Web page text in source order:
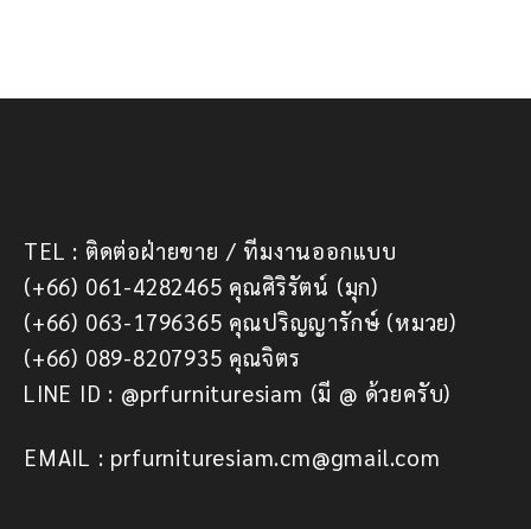
TEL : ติดต่อฝ่ายขาย / ทีมงานออกแบบ
(+66) 061-4282465 คุณศิริรัตน์ (มุก)
(+66) 063-1796365 คุณปริญญารักษ์ (หมวย)
(+66) 089-8207935 คุณจิตร
LINE ID : @prfurnituresiam (มี @ ด้วยครับ)
EMAIL : prfurnituresiam.cm@gmail.com